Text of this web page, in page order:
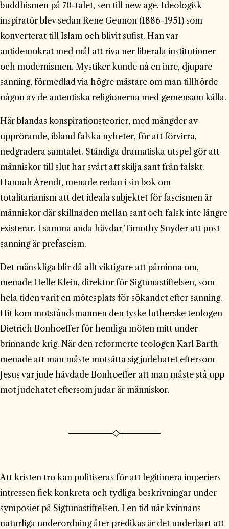
buddhismen på 70-talet, sen till new age. Ideologisk
inspiratör blev sedan Rene Geunon (1886-1951) som
konverterat till Islam och blivit sufist. Han var
antidemokrat med mål att riva ner liberala institutioner
och modernismen. Mystiker kunde nå en inre, djupare
sanning, förmedlad via högre mästare om man tillhörde
någon av de autentiska religionerna med gemensam källa.
Här blandas konspirationsteorier, med mängder av
upprörande, ibland falska nyheter, för att förvirra,
nedgradera samtalet. Ständiga dramatiska utspel gör att
människor till slut har svårt att skilja sant från falskt.
Hannah Arendt, menade redan i sin bok om
totalitarianism att det ideala subjektet för fascismen är
människor där skillnaden mellan sant och falsk inte längre
existerar. I samma anda hävdar Timothy Snyder att post
sanning är prefascism.
Det mänskliga blir då allt viktigare att påminna om,
menade Helle Klein, direktor för Sigtunastiftelsen, som
hela tiden varit en mötesplats för sökandet efter sanning.
Hit kom motståndsmannen den tyske lutherske teologen
Dietrich Bonhoeffer för hemliga möten mitt under
brinnande krig. När den reformerte teologen Karl Barth
menade att man måste motsätta sig judehatet eftersom
Jesus var jude hävdade Bonhoeffer att man måste stå upp
mot judehatet eftersom judar är människor.
Att kristen tro kan politiseras för att legitimera imperiers
intressen fick konkreta och tydliga beskrivningar under
symposiet på Sigtunastiftelsen. I en tid när kvinnans
naturliga underordning åter predikas är det underbart att